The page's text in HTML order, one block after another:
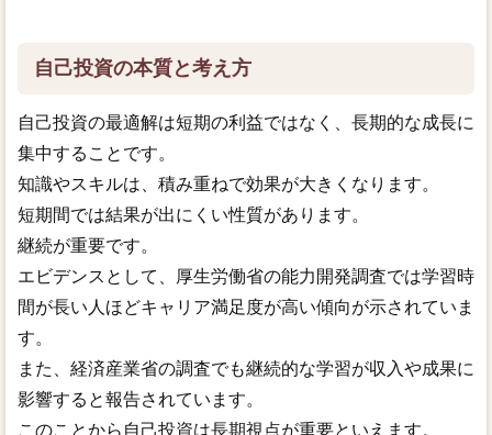
自己投資の本質と考え方
自己投資の最適解は短期の利益ではなく、長期的な成長に
集中することです。
知識やスキルは、積み重ねで効果が大きくなります。
短期間では結果が出にくい性質があります。
継続が重要です。
エビデンスとして、厚生労働省の能力開発調査では学習時
間が長い人ほどキャリア満足度が高い傾向が示されていま
す。
また、経済産業省の調査でも継続的な学習が収入や成果に
影響すると報告されています。
このことから自己投資は長期視点が重要といえます。